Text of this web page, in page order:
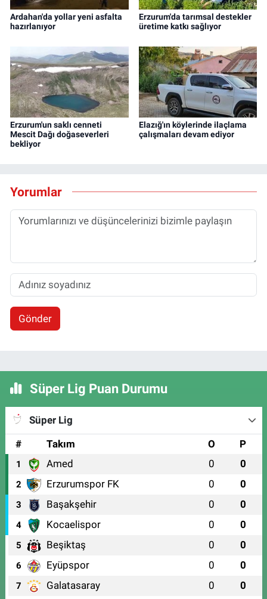
Ardahan'da yollar yeni asfalta
hazırlanıyor
Erzurum'da tarımsal destekler
üretime katkı sağlıyor
Erzurum'un saklı cenneti
Mescit Dağı doğaseverleri
bekliyor
Elazığ'ın köylerinde ilaçlama
çalışmaları devam ediyor
Yorumlar
Gönder
Süper Lig Puan Durumu
Süper Lig
#
Takım O P
1 Amed 0 0
2 Erzurumspor FK 0 0
3 Başakşehir 0 0
4 Kocaelispor 0 0
5 Beşiktaş 0 0
6 Eyüpspor 0 0
7 Galatasaray 0 0